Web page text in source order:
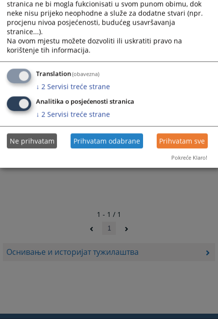
Оснивање и историјат тужилаштва
облика привредног криминала.
Поред Републичког тужилаштва, организациону структуру чине
и шест окружних јавних тужилаштава чија сједишта су у
Бањалуци, Приједору, Добоју, Бијељини, Источном Сарајеву и
Требињу.
5311ПРЕГЛЕДА
1 - 1 / 1
1
stranica ne bi mogla fukcionisati u svom punom obimu, dok
neke nisu prijeko neophodne a služe za dodatne stvari (npr.
procjenu nivoa posjećenosti, budućeg usavršavanja
stranice...).
Na ovom mjestu možete dozvoliti ili uskratiti pravo na
korištenje tih informacija.
Translation(obavezna)
↓ 2 Servisi treće strane
Analitika o posjećenosti stranica
↓ 2 Servisi treće strane
Ne prihvatam Prihvatam odabrane Prihvatam sve
Pokreće Klaro!